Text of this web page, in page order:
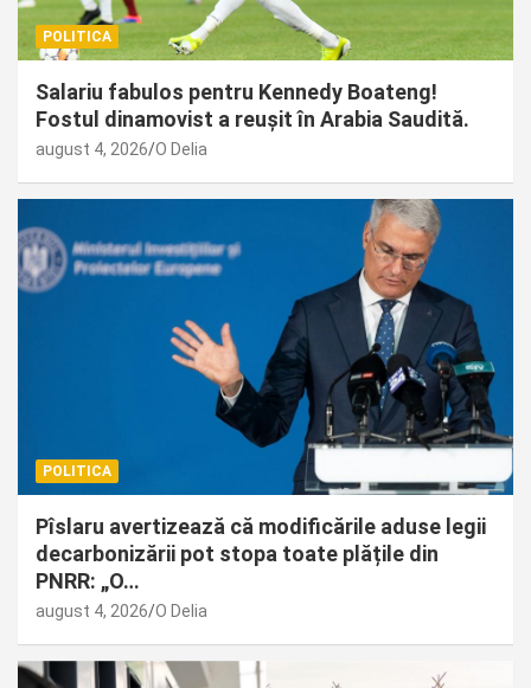
POLITICA
Salariu fabulos pentru Kennedy Boateng!
Fostul dinamovist a reușit în Arabia Saudită.
august 4, 2026 O Delia
POLITICA
Pîslaru avertizează că modificările aduse legii
decarbonizării pot stopa toate plățile din
PNRR: „O…
august 4, 2026 O Delia